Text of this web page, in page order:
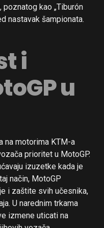
kao „Tiburón
nastavak šampionata.
i
u
na motorima KTM-a
prioritet u MotoGP.
izuzetke kada je
način, MotoGP
i zaštite svih učesnika,
U narednim trkama
izmene uticati na